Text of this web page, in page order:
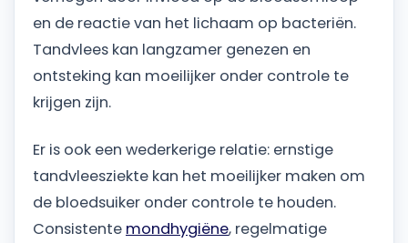
en de reactie van het lichaam op bacteriën.
Tandvlees kan langzamer genezen en
ontsteking kan moeilijker onder controle te
krijgen zijn.
Er is ook een wederkerige relatie: ernstige
tandvleesziekte kan het moeilijker maken om
de bloedsuiker onder controle te houden.
Consistente mondhygiëne, regelmatige